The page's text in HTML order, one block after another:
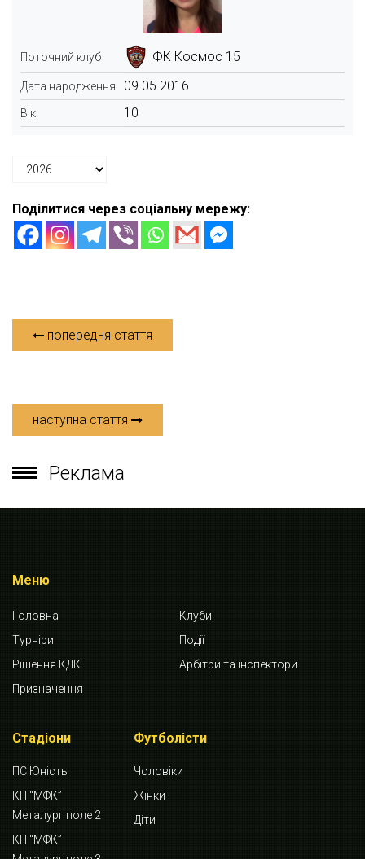
Поточний клуб ФК Космос 15
Дата народження 09.05.2016
Вік 10
Поділитися через соціальну мережу:
попередня стаття
наступна стаття
Реклама
Меню
Головна
Клуби
Турніри
Події
Рішення КДК
Арбітри та інспектори
Призначення
Стадіони
ПС Юність
КП “МФК”
Металург поле 2
КП “МФК”
Футболісти
Чоловіки
Жінки
Діти